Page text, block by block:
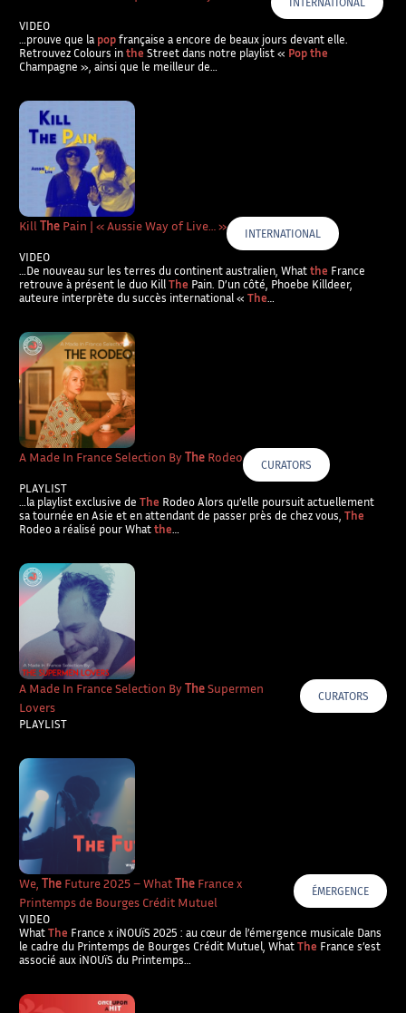
VIDEO
…prouve que la pop française a encore de beaux jours devant elle.
Retrouvez Colours inthe Street dans notre playlist « Pop the
Champagne », ainsi que le meilleur de…
KillThe Pain | « Aussie Way of Live… » INTERNATIONAL
VIDEO
…De nouveau sur les terres du continent australien, Whatthe France
retrouve à présent le duo KillThe Pain. D’un côté, Phoebe Killdeer,
auteure interprète du succès international «The…
A Made In France Selection ByThe Rodeo CURATORS
PLAYLIST
…la playlist exclusive deThe Rodeo Alors qu’elle poursuit actuellement
sa tournée en Asie et en attendant de passer près de chez vous,The
Rodeo a réalisé pour Whatthe…
A Made In France Selection ByTheSupermen
Lovers
CURATORS
PLAYLIST
We,The Future 2025 – WhatThe France x
Printemps de Bourges Crédit Mutuel
ÉMERGENCE
VIDEO
WhatThe France x iNOUïS 2025 : au cœur de l’émergence musicale Dans
le cadre du Printemps de Bourges Crédit Mutuel, WhatThe France s’est
associé aux iNOUïS du Printemps…